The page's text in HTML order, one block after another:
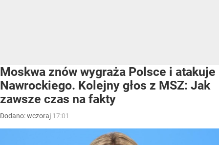
Moskwa znów wygraża Polsce i atakuje
Nawrockiego. Kolejny głos z MSZ: Jak
zawsze czas na fakty
Dodano:wczoraj 17:01